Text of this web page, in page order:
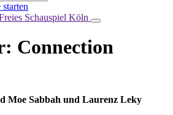
Connection
Moe Sabbah und Laurenz Leky